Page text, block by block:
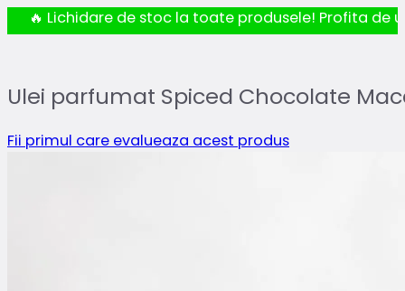
🔥 Lichidare de stoc la toate produsele! Profita de
Ulei parfumat Spiced Chocolate
Fii primul care evalueaza acest produs